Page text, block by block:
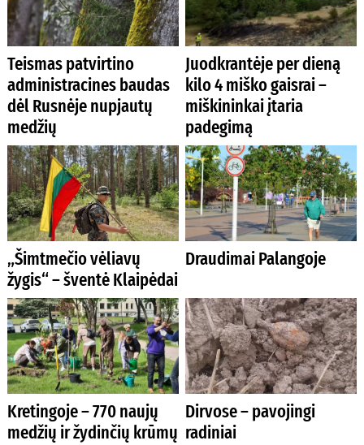
Teismas patvirtino
administracines baudas
dėl Rusnėje nupjautų
medžių
Juodkrantėje per dieną
kilo 4 miško gaisrai –
miškininkai įtaria
padegimą
„Šimtmečio vėliavų
žygis“ – šventė Klaipėdai
Draudimai Palangoje
Kretingoje – 770 naujų
medžių ir žydinčių krūmų
Dirvose – pavojingi
radiniai